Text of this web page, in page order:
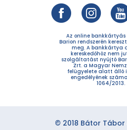
Az online bankkártyás
Barion rendszerén
meg. A bankkártya
kereskedőhöz nem
szolgáltatást nyújtó
Zrt. a Magyar
felügyelete alatt álló
engedélyének
1064/2013.
© 2018 Bátor